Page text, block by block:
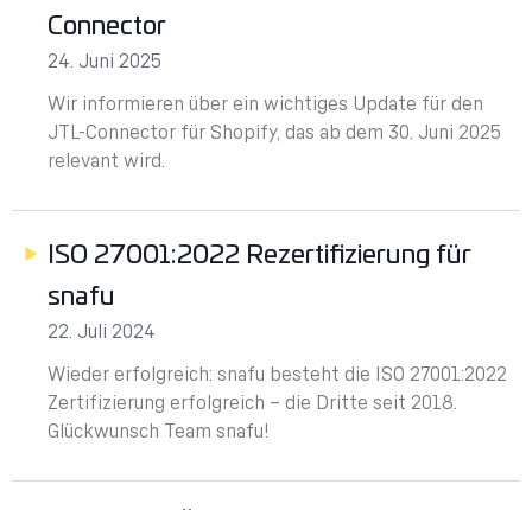
Connector
24. Juni 2025
Wir informieren über ein wichtiges Update für den
JTL-Connector für Shopify, das ab dem 30. Juni 2025
relevant wird.
ISO 27001:2022 Rezertifizierung für
snafu
22. Juli 2024
Wieder erfolgreich: snafu besteht die ISO 27001:2022
Zertifizierung erfolgreich – die Dritte seit 2018.
Glückwunsch Team snafu!